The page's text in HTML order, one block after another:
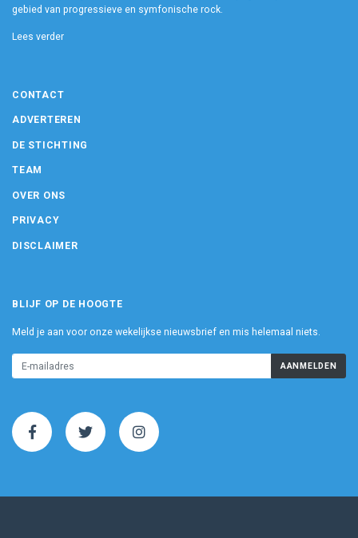
gebied van progressieve en symfonische rock.
Lees verder
CONTACT
ADVERTEREN
DE STICHTING
TEAM
OVER ONS
PRIVACY
DISCLAIMER
BLIJF OP DE HOOGTE
Meld je aan voor onze wekelijkse nieuwsbrief en mis helemaal niets.
AANMELDEN